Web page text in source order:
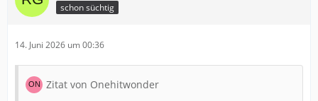
schon süchtig
14. Juni 2026 um 00:36
Zitat von Onehitwonder